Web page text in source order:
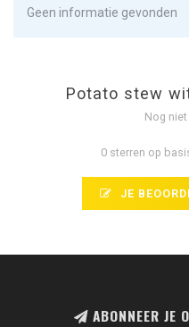
Geen informatie gevonden
Potato stew
Nog niet
0 sterren op
JE
ABONNEER JE